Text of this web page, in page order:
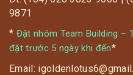
9871
* Đặt nhóm Team Building –
đặt trước 5 ngày khi đến*
Email: